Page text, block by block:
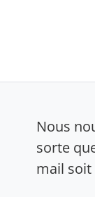
Nous
sorte
mail soit